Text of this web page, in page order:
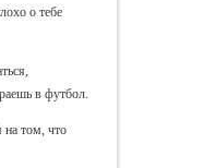
о тебе
в футбол.
на том, что